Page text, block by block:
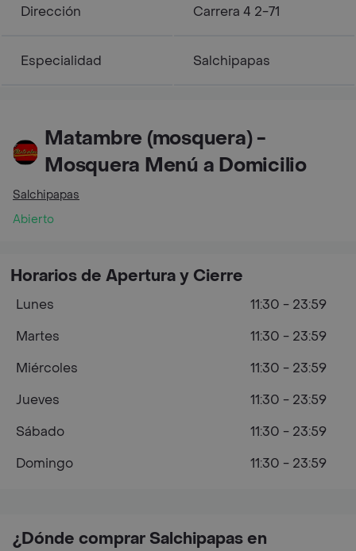
Dirección Carrera 4 2-71
Especialidad Salchipapas
Matambre (mosquera) -
Mosquera Menú a Domicilio
Salchipapas
Abierto
¿Dónde comprar Salchipapas en
Horarios de Apertura y Cierre
Lunes
11:30 - 23:59
Martes
11:30 - 23:59
Miércoles
11:30 - 23:59
Jueves
11:30 - 23:59
Sábado
11:30 - 23:59
Domingo
11:30 - 23:59